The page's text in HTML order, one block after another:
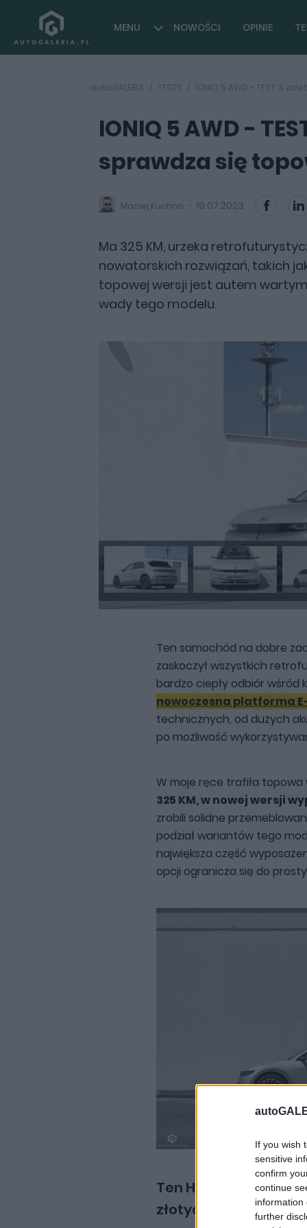
If you wish
sensitive
confirm
continue
information
further
MENU NOWOŚCI OPINIE
autoGALERIA TESTY IONIQ 5 AWD - TEST. 3
IONIQ 5 AWD -
sprawdza się
Maciej Kuchno 19.07.2023
Ma 325 KM, urzeka
nowatorskich rozwiązań, takich
topowej wersji jest autem
wady tego modelu.
Ten samochód na dobre
zaskoczył wszystkich
bardzo ciepły odbiór wśród
nowoczesna platforma
technicznych, od dużych
po możliwość
W moje ręce trafiła topowa
325 KM, w nowej wersji
zrobili solidne
podział wariantów tego
największa część
opcji ogranicza się do
Ten Hyundai IONIQ 5
złotych i jest